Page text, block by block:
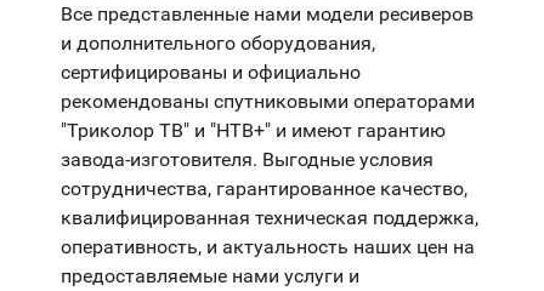
Все представленные нами модели ресиверов
и дополнительного оборудования,
сертифицированы и официально
рекомендованы спутниковыми операторами
"Триколор ТВ" и "НТВ+" и имеют гарантию
завода-изготовителя. Выгодные условия
сотрудничества, гарантированное качество,
квалифицированная техническая поддержка,
оперативность, и актуальность наших цен на
предоставляемые нами услуги и